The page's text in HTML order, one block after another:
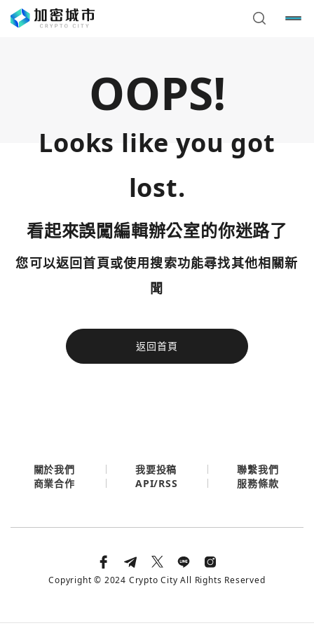
OOPS!
Looks like you got
lost.
看起來誤闖編輯辦公室的你迷路了
您可以返回首頁或使用搜索功能尋找其他相關新
聞
返回首頁
今日熱門
使用以下帳號繼續
您已閒置5分鐘，請點擊關閉按鈕或空白處，即可回到加密
今日熱門
關於我們 我要投稿
聯繫我們
商業合作
API/RSS 服務條款
Copyright © 2024 Crypto City All Rights Reserved